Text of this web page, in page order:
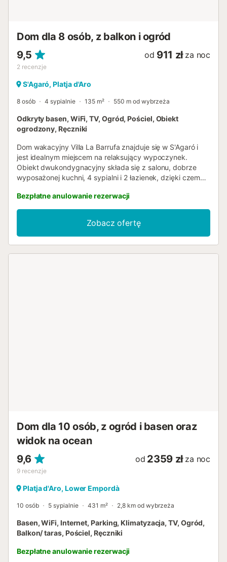
Dom dla 8 osób, z balkon i ogród
9,5
2 recenzje
od 911 zł za noc
S'Agaró, Platja d'Aro
8 osób 4 sypialnie 135 m² 550 m od wybrzeża
Odkryty basen, WiFi, TV, Ogród, Pościel, Obiekt
ogrodzony, Ręczniki
Dom wakacyjny Villa La Barrufa znajduje się w S'Agaró i
jest idealnym miejscem na relaksujący wypoczynek.
Obiekt dwukondygnacyjny składa się z salonu, dobrze
wyposażonej kuchni, 4 sypialni i 2 łazienek, dzięki czemu
obejmują szybkie Wi-Fi (idealne do wideorozmów),
telewizor, wentylator oraz pralkę. Dostępne jest również
krzesełko do karmienia. Ten dom wakacyjny oferuje
prywatną przestrzeń zewnętrzną z ogrodem, otwartymi i
zadaszonymi tarasami, balkonami, grillem oraz prysznicem
Bezpłatne anulowanie rezerwacji
Zobacz ofertę
Dom dla 10 osób, z ogród i basen oraz
widok na ocean
9,6
9 recenzje
od 2359 zł za noc
Platja d'Aro, Lower Empordà
10 osób 5 sypialnie 431 m² 2,8 km od wybrzeża
Basen, WiFi, Internet, Parking, Klimatyzacja, TV, Ogród,
Balkon/ taras, Pościel, Ręczniki
Bezpłatne anulowanie rezerwacji